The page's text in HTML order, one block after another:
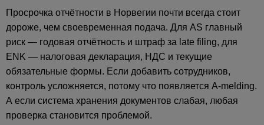
Просрочка отчётности в Норвегии почти всегда стоит
дороже, чем своевременная подача. Для AS главный
риск — годовая отчётность и штраф за late filing, для
ENK — налоговая декларация, НДС и текущие
обязательные формы. Если добавить сотрудников,
контроль усложняется, потому что появляется A-melding.
А если система хранения документов слабая, любая
проверка становится проблемой.